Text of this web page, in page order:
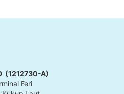
(1212730-A)
Feri